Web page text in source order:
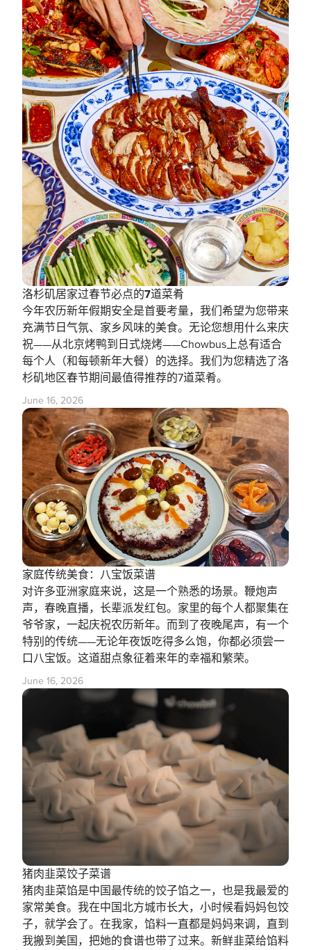
洛杉矶居家过春节必点的7道菜肴
今年农历新年假期安全是首要考量，我们希望为您带来
充满节日气氛、家乡风味的美食。无论您想用什么来庆
祝——从北京烤鸭到日式烧烤——Chowbus上总有适合
每个人（和每顿新年大餐）的选择。我们为您精选了洛
杉矶地区春节期间最值得推荐的7道菜肴。
June 16, 2026
家庭传统美食：八宝饭菜谱
对许多亚洲家庭来说，这是一个熟悉的场景。鞭炮声
声，春晚直播，长辈派发红包。家里的每个人都聚集在
爷爷家，一起庆祝农历新年。而到了夜晚尾声，有一个
特别的传统——无论年夜饭吃得多么饱，你都必须尝一
口八宝饭。这道甜点象征着来年的幸福和繁荣。
June 16, 2026
猪肉韭菜饺子菜谱
猪肉韭菜馅是中国最传统的饺子馅之一，也是我最爱的
家常美食。我在中国北方城市长大，小时候看妈妈包饺
子，就学会了。在我家，馅料一直都是妈妈来调，直到
我搬到美国，把她的食谱也带了过来。新鲜韭菜给馅料